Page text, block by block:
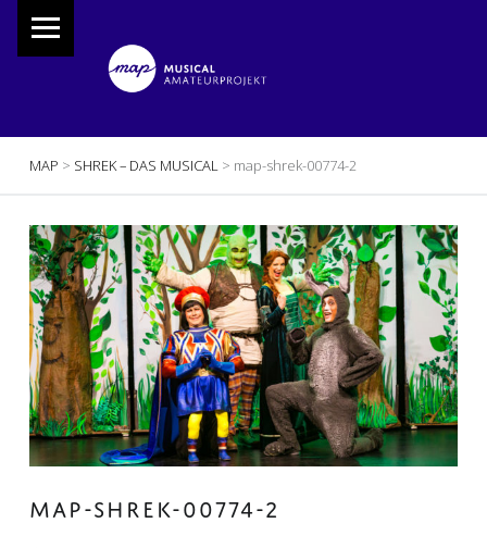
MAP > SHREK – DAS MUSICAL> map-shrek-00774-2
MAP-SHREK-00774-2